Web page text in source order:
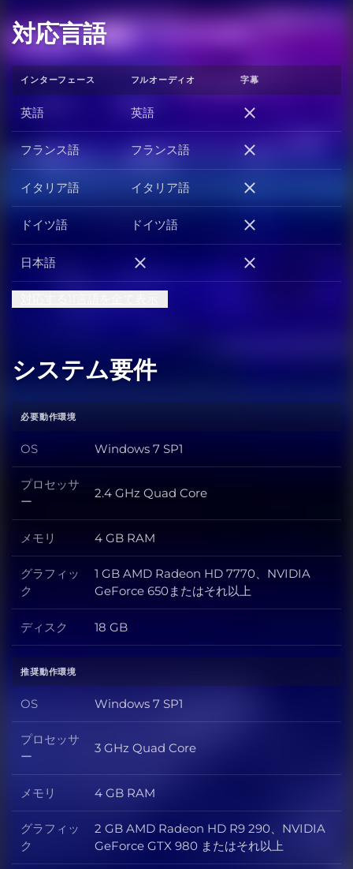
対応言語
インターフェース フルオーディオ 字幕
英語 英語
英語
フランス語
フランス語
フランス語
イタリア語
イタリア語
イタリア語
ドイツ語
ドイツ語
ドイツ語
日本語
日本語
日本語
システム要件
必要動作環境
OS OS
Windows 7 SP1
プロセッサ
ー
プロセッサー
2.4 GHz Quad Core
メモリ メモリ
4 GB RAM
グラフィッ
ク
グラフィック
1 GB AMD Radeon HD 7770、NVIDIA
GeForce 650またはそれ以上
ディスク ディスク
18 GB
推奨動作環境
OS OS
Windows 7 SP1
プロセッサ
ー
プロセッサー
3 GHz Quad Core
メモリ メモリ
4 GB RAM
グラフィッ
ク
グラフィック
2 GB AMD Radeon HD R9 290、NVIDIA
GeForce GTX 980 またはそれ以上